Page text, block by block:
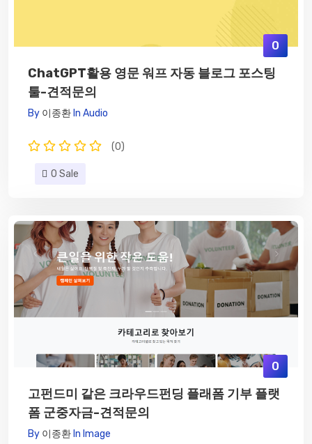
0
ChatGPT활용 영문 워프 자동 블로그 포스팅
툴-견적문의
By 이종환 In Audio
(0)
0 Sale
0
고펀드미 같은 크라우드펀딩 플래폼 기부 플랫
폼 군중자금-견적문의
By 이종환 In Image